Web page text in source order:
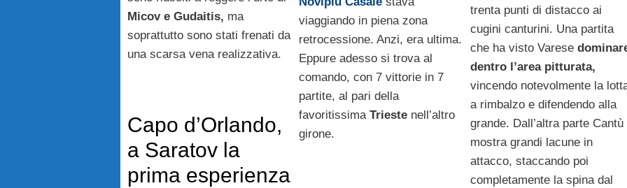
Micov e Gudaitis, ma
soprattutto sono stati frenati da
una scarsa vena realizzativa.
viaggiando in piena zona
retrocessione. Anzi, era ultima.
Eppure adesso si trova al
comando, con 7 vittorie in 7
partite, al pari della
favoritissima Triestenell’altro
girone.
trenta punti di distacco ai
cugini canturini. Una partita
che ha visto Varese
dentro l’area pitturata,
vincendo notevolmente la
a rimbalzo e difendendo alla
grande. Dall’altra parte Cantù
mostra grandi lacune in
attacco, staccando poi
completamente la spina dal
Capo d’Orlando,
a Saratov la
prima esperienza